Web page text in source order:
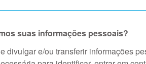
suas informações pessoais?
divulgar e/ou transferir informações